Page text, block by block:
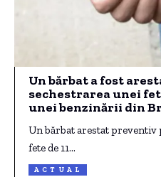
Un bărbat a fost
sechestrarea unei
unei benzinării din
Un bărbat arestat preventiv
fete de 11…
ACTUAL